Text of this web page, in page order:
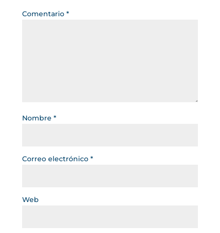
Comentario *
Nombre *
Correo electrónico *
Web